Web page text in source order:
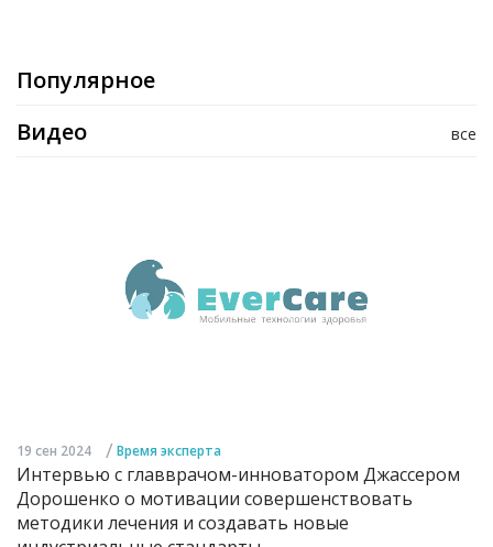
Популярное
все
Видео
19 сен 2024 / Время эксперта
Интервью с главврачом-инноватором Джассером
Дорошенко о мотивации совершенствовать
методики лечения и создавать новые